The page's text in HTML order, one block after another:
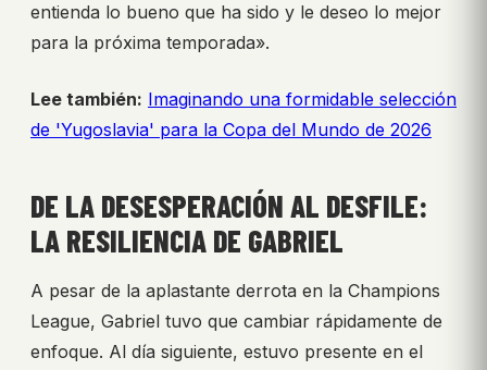
entienda lo bueno que ha sido y le deseo lo mejor
para la próxima temporada».
Lee también: Imaginando una formidable selección
de 'Yugoslavia' para la Copa del Mundo de 2026
DE LA DESESPERACIÓN AL DESFILE:
LA RESILIENCIA DE GABRIEL
A pesar de la aplastante derrota en la Champions
League, Gabriel tuvo que cambiar rápidamente de
enfoque. Al día siguiente, estuvo presente en el